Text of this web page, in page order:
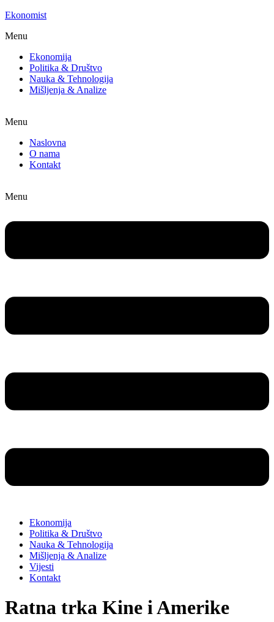
Ekonomist
Menu
Ekonomija
Politika & Društvo
Nauka & Tehnologija
Mišljenja & Analize
Menu
Naslovna
O nama
Kontakt
Menu
Ekonomija
Politika & Društvo
Nauka & Tehnologija
Mišljenja & Analize
Vijesti
Kontakt
Ratna trka Kine i Amerike